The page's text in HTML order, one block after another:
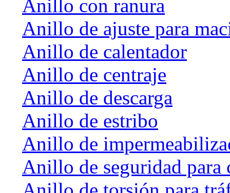
Anillo con ranura
Anillo de ajuste para
Anillo de calentador
Anillo de centraje
Anillo de descarga
Anillo de estribo
Anillo de
Anillo de seguridad para